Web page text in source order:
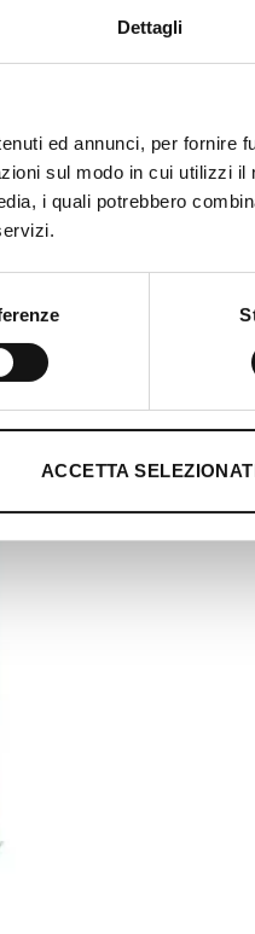
Dettagli
ed annunci, per fornire
sul modo in cui utilizzi
i quali potrebbero
ACCETTA